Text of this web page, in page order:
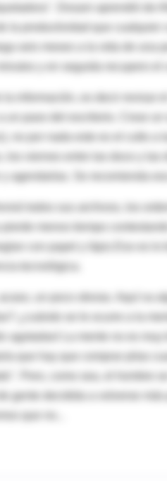
Dosani aprendió de
la productividad que
seis meses a la vida de
y en seguida recupero el
no por nada este es el culto a
los viernes entre las doce y
agendarlas. Se recomienda
todos sus archivos, los
pierde menos tiempo
con papel y lápiz.Eso es
tecnológica.
un poco obvias. Aquí va
¿cuándo se le ocurre a la
agotadas! La mente no es
que hay que comprar pilas
Pero, como sea, el hombre
gente decidida a volverse